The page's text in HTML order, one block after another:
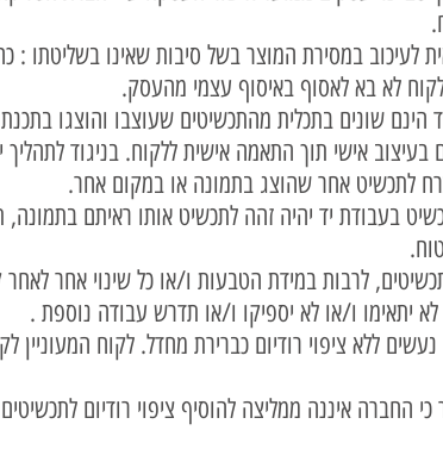
במסירת המוצר בשל סיבות שאינו בשליטתו :
לא בא לאסוף באיסוף עצמי מהעסק.
אישי תוך התאמה אישית ללקוח. בניגוד
דומים בהכרח לתכשיט
יד יהיה זהה לתכשיט אותו ראיתם בתמונה,
לרבות במידת הטבעות ו/או כל שינוי אחר
יתאימו ו/או לא יספיקו ו/או תדרש עבודה נוספת .
ללא ציפוי רודיום כברירת מחדל. לקוח
החברה איננה ממליצה להוסיף ציפוי רודיום